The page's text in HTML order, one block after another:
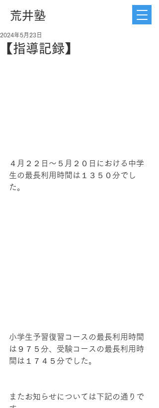
荒井塾
【指導記録】
2024年5月23日
４月２２日〜５月２０日における 中学
生の最長利用時間は１３５０分でし
た。
小学生予習復習コースの最長利用時間
は９７５分、受験コースの最長利用時
間は１７４５分でした。
またお知らせについては下記の通りで